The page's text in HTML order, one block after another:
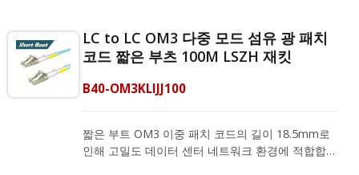
LC to LC OM3 다중 모드 섬유 광 패치
코드 짧은 부츠 100M LSZH 재킷
B40-OM3KLIJJ100
짧은 부트 OM3 이중 패치 코드의 길이 18.5mm로
인해 고밀도 데이터 센터 네트워크 환경에 적합합